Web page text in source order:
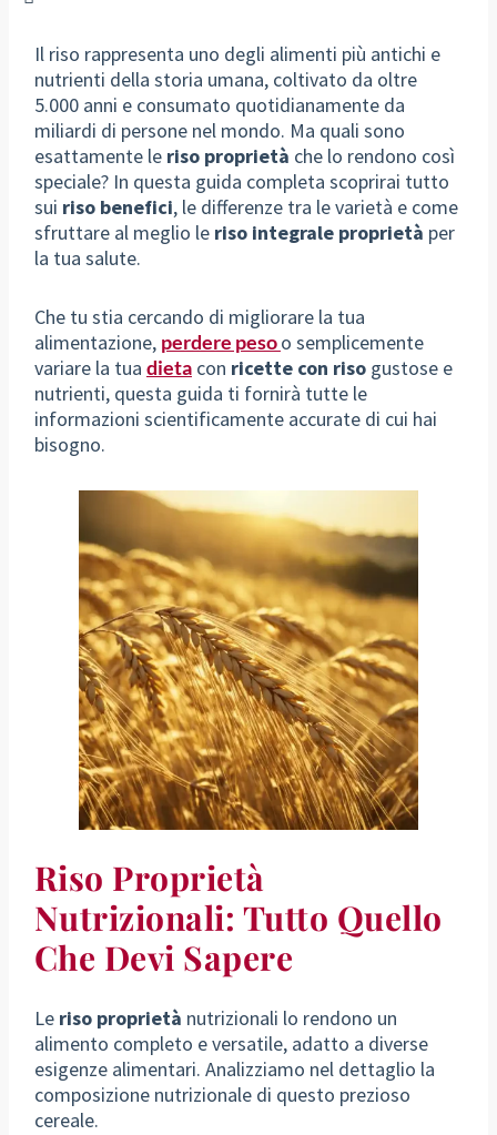
Il riso rappresenta uno degli alimenti più antichi e
nutrienti della storia umana, coltivato da oltre
5.000 anni e consumato quotidianamente da
miliardi di persone nel mondo. Ma quali sono
esattamente le riso proprietà che lo rendono così
speciale? In questa guida completa scoprirai tutto
sui riso benefici, le differenze tra le varietà e come
sfruttare al meglio le riso integrale proprietà per
la tua salute.
Che tu stia cercando di migliorare la tua
alimentazione, perdere pesoo semplicemente
variare la tua dietacon ricette con risogustose e
nutrienti, questa guida ti fornirà tutte le
informazioni scientificamente accurate di cui hai
bisogno.
Riso Proprietà
Nutrizionali: Tutto Quello
Che Devi Sapere
Le riso proprietà nutrizionali lo rendono un
alimento completo e versatile, adatto a diverse
esigenze alimentari. Analizziamo nel dettaglio la
composizione nutrizionale di questo prezioso
cereale.